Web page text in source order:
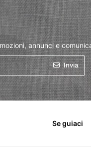
annunci e
Invia
Se guiaci